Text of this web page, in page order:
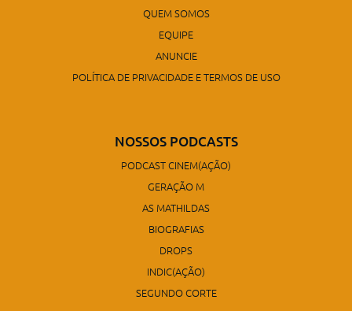
QUEM SOMOS
EQUIPE
ANUNCIE
POLÍTICA DE PRIVACIDADE E TERMOS DE USO
NOSSOS PODCASTS
PODCAST CINEM(AÇÃO)
GERAÇÃO M
AS MATHILDAS
BIOGRAFIAS
DROPS
INDIC(AÇÃO)
SEGUNDO CORTE